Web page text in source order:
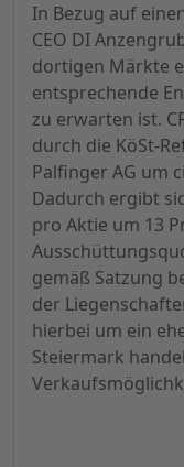
In Bezug auf
CEO DI
dortigen Märkte
entsprechende
zu erwarten ist.
durch die KöSt-
Palfinger AG um
Dadurch ergibt
pro Aktie um 13
gemäß Satzung
der
hierbei um ein
Steiermark